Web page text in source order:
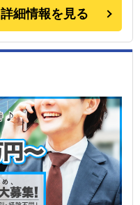
詳細情報を見る